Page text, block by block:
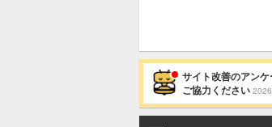
サイト改善のアン
ご協力ください